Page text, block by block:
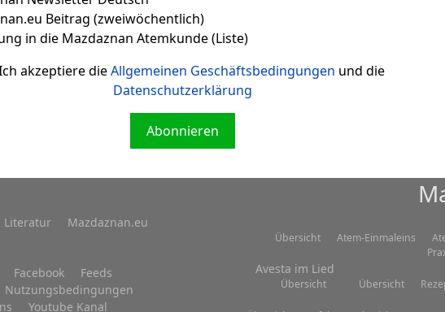
Beitrag (zweiwöchentlich)
in die Mazdaznan Atemkunde (Liste)
akzeptiere dieAllgemeinen Geschäftsbedingungen und die
Datenschutzerklärung
Abonnieren
Zitat 002
Literatur Mazdaznan.eu
Facebook
Feeds
Nutzungsbedingungen
Youtube Kanal
Übersicht Atem-Einmaleins
Avesta im Lied
Übersicht Übersicht